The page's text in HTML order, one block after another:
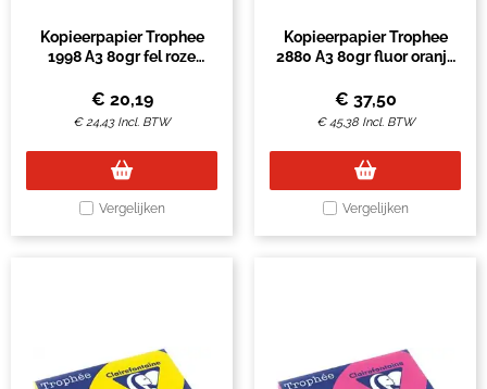
Kopieerpapier Trophee
1998 A3 80gr fel roze
€ 20,19
€24,43 Incl. BTW
Vergelijken
Kopieerpapier Trophee
2880 A3 80gr fluor oranje
€ 37,50
€45,38 Incl. BTW
Vergelijken